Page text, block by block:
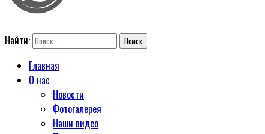
Найти:
Главная
О нас
Новости
Фотогалерея
Наши видео